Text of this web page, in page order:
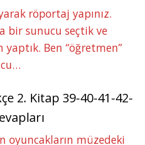
röportaj yapınız.
bir sunucu seçtik ve
Ben “öğretmen”
2. Kitap 39-40-41-42-
oyuncakların müzedeki